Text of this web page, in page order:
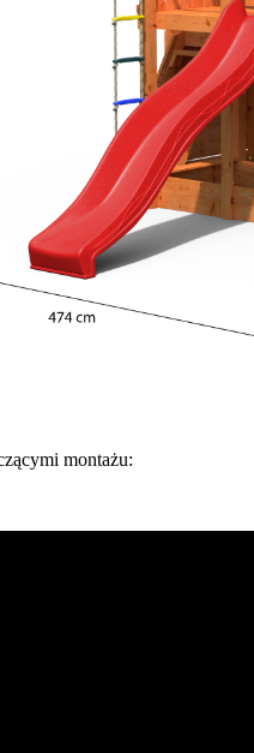
montażu: